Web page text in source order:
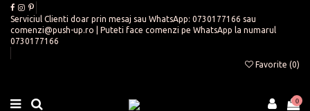
Serviciul Clienti doar prin mesaj sau WhatsApp: 0730177166 sau
comenzi@push-up.ro | Puteti face comenzi pe WhatsApp la numarul
0730177166
Favorite (0)
0